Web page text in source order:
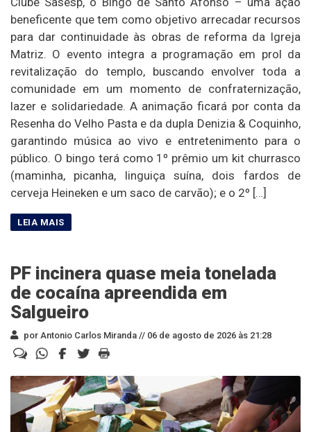
beneficente que tem como objetivo arrecadar recursos
para dar continuidade às obras de reforma da Igreja
Matriz. O evento integra a programação em prol da
revitalização do templo, buscando envolver toda a
comunidade em um momento de confraternização,
lazer e solidariedade. A animação ficará por conta da
Resenha do Velho Pasta e da dupla Denizia & Coquinho,
garantindo música ao vivo e entretenimento para o
público. O bingo terá como 1º prêmio um kit churrasco
(maminha, picanha, linguiça suína, dois fardos de
cerveja Heineken e um saco de carvão); e o 2º […]
PF incinera quase meia tonelada
de cocaína apreendida em
Salgueiro
por Antonio Carlos Miranda // 06 de agosto de 2026 às 21:28